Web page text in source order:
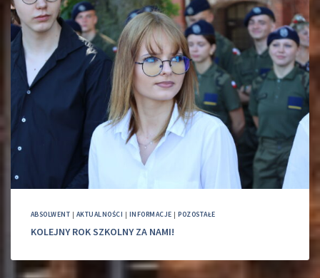
ABSOLWENT | AKTUALNOŚCI | INFORMACJE |POZOSTAŁE
KOLEJNY ROK SZKOLNY ZA NAMI!